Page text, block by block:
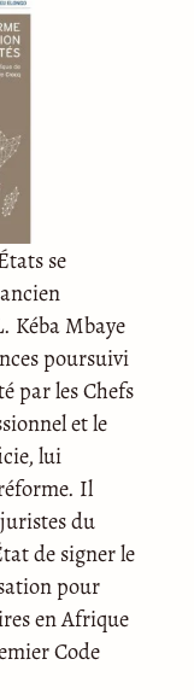
se
Kéba Mbaye
poursuivi
par les Chefs
et le
lui
Il
du
de signer le
pour
en Afrique
Code